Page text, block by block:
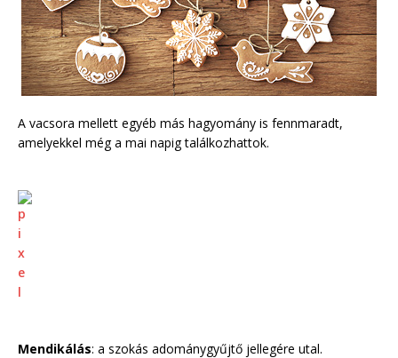
A vacsora mellett egyéb más hagyomány is fennmaradt,
amelyekkel még a mai napig találkozhattok.
Mendikálás: a szokás adománygyűjtő jellegére utal.